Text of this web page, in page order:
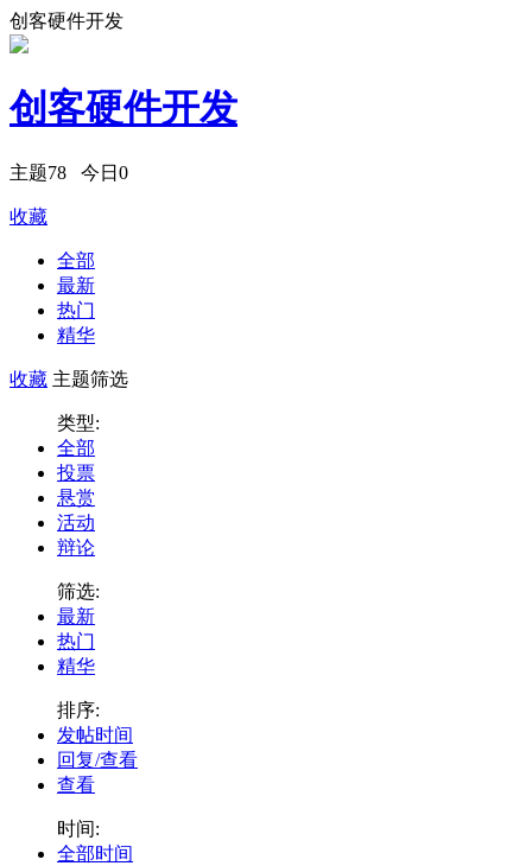
创客硬件开发
创客硬件开发
主题78 今日 0
收藏
全部
最新
热门
精华
收藏 主题筛选
类型:
全部
投票
悬赏
活动
辩论
筛选:
最新
热门
精华
排序:
发帖时间
回复/查看
查看
时间:
全部时间